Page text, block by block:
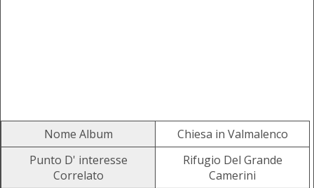
Nome Album
Chiesa in Valmalenco
Punto D' interesse
Correlato
Rifugio Del Grande
Camerini